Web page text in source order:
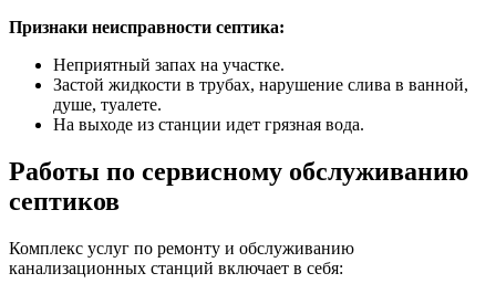
Признаки неисправности септика:
Неприятный запах на участке.
Застой жидкости в трубах, нарушение слива в ванной,
душе, туалете.
На выходе из станции идет грязная вода.
Работы по сервисному обслуживанию
септиков
Комплекс услуг по ремонту и обслуживанию
канализационных станций включает в себя: